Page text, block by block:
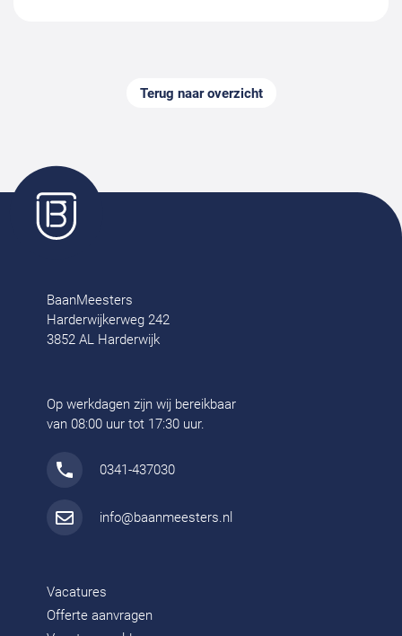
Terug naar overzicht
BaanMeesters
Harderwijkerweg 242
3852 AL Harderwijk
Op werkdagen zijn wij bereikbaar
van 08:00 uur tot 17:30 uur.
0341-437030
info@baanmeesters.nl
Vacatures
Offerte aanvragen